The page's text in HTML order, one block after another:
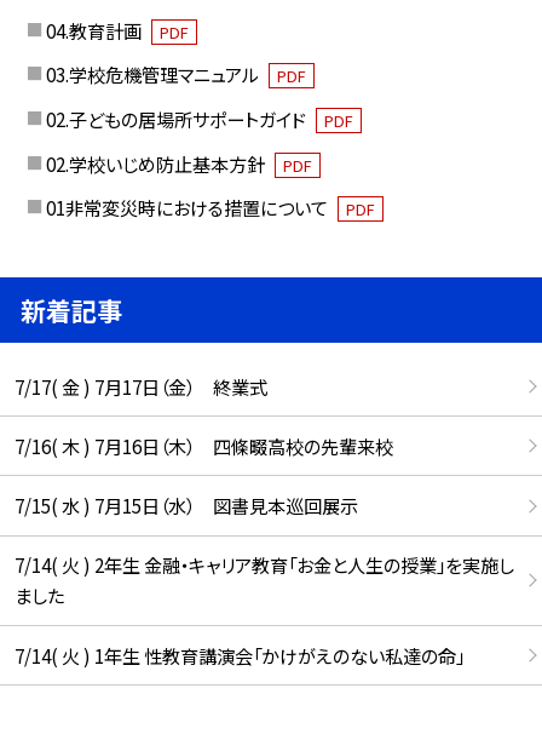
04.教育計画 PDF
03.学校危機管理マニュアル PDF
02.子どもの居場所サポートガイド PDF
02.学校いじめ防止基本方針 PDF
01非常変災時における措置について PDF
新着記事
7/17( 金 ) 7月17日（金） 終業式
7/16( 木 ) 7月16日（木） 四條畷高校の先輩来校
7/15( 水 ) 7月15日（水） 図書見本巡回展示
7/14( 火 ) 2年生 金融・キャリア教育「お金と人生の授業」を実施し
ました
7/14( 火 ) 1年生 性教育講演会「かけがえのない私達の命」